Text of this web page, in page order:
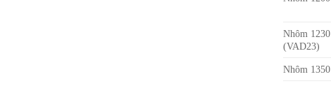
Nhôm 1230
(VAD23)
Nhôm 1350